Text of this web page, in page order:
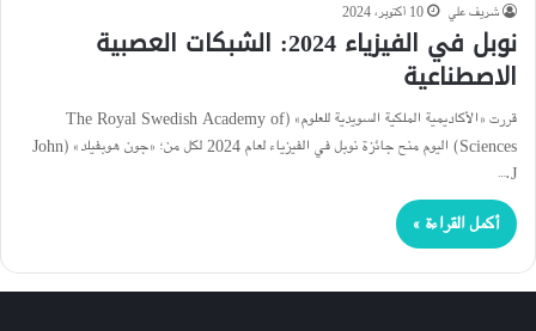
شريف علي 10 أكتوبر، 2024
نوبل في الفيزياء 2024: الشبكات العصبية
الاصطناعية
قررت «الأكاديمية الملكية السويدية للعلوم» (The Royal Swedish Academy of
Sciences) اليوم منح جائزة نوبل في الفيزياء لعام 2024 لكل من؛ «جون هوبفيلد» (John
J.…
أكمل القراءة »